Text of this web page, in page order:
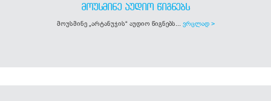
ᲛᲝᲣᲡᲛᲘᲜᲔ ᲐᲣᲓᲘᲝ ᲬᲘᲒᲜᲔᲑᲡ
მოუსმინე „არტანუჯის“ აუდიო წიგნებს... ვრცლად >